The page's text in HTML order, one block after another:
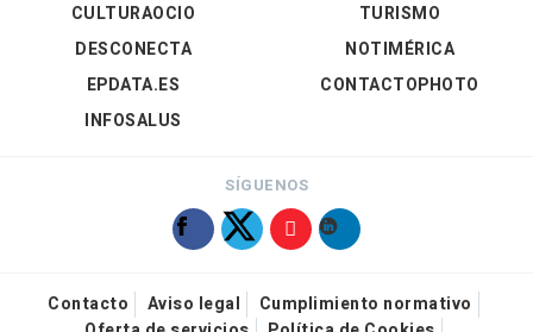
CULTURAOCIO
DESCONECTA
EPDATA.ES
INFOSALUS
TURISMO
NOTIMÉRICA
CONTACTOPHOTO
SÍGUENOS
Contacto Aviso legal
Cumplimiento normativo